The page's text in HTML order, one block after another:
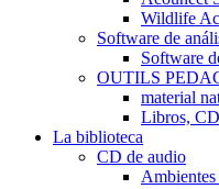
Wildlife
Software de
Software
OUTILS
material
Libros,
La biblioteca
CD de audio
Ambientes